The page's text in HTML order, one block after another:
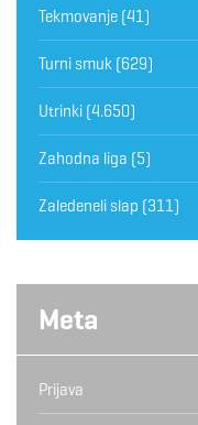
Tekmovanje (41)
Turni smuk (629)
Utrinki (4.650)
Zahodna liga (5)
Zaledeneli slap (311)
Meta
Prijava